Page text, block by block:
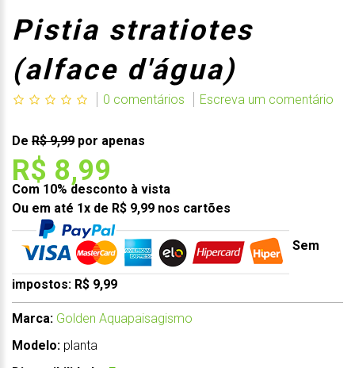
Pistia stratiotes
(alface d'água)
0 comentários Escreva um comentário
De R$ 9,99 por apenas
R$ 8,99
Com 10% desconto à vista
Ou em até 1x de R$ 9,99 nos cartões
Sem
impostos: R$ 9,99
Marca: Golden Aquapaisagismo
Modelo: planta